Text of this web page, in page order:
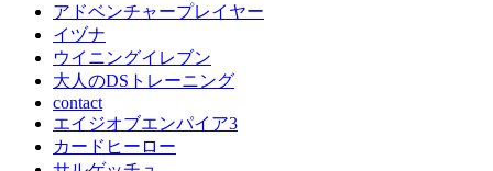
アドベンチャープレイヤー
イヅナ
ウイニングイレブン
大人のDSトレーニング
contact
エイジオブエンパイア3
カードヒーロー